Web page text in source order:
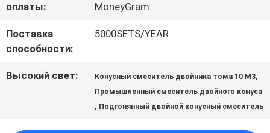
МЫ
СПРОСИТЕ
ЦИТАТУ
SITEMAP
оплаты:
MoneyGram
Поставка
способности:
5000SETS/YEAR
Высокий свет: Конусный смеситель двойника тома 10 M3,
Промышленный смеситель двойного конуса
, Подгонянный двойной конусный смеситель